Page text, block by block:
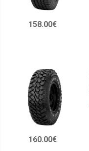
158.00€
160.00€